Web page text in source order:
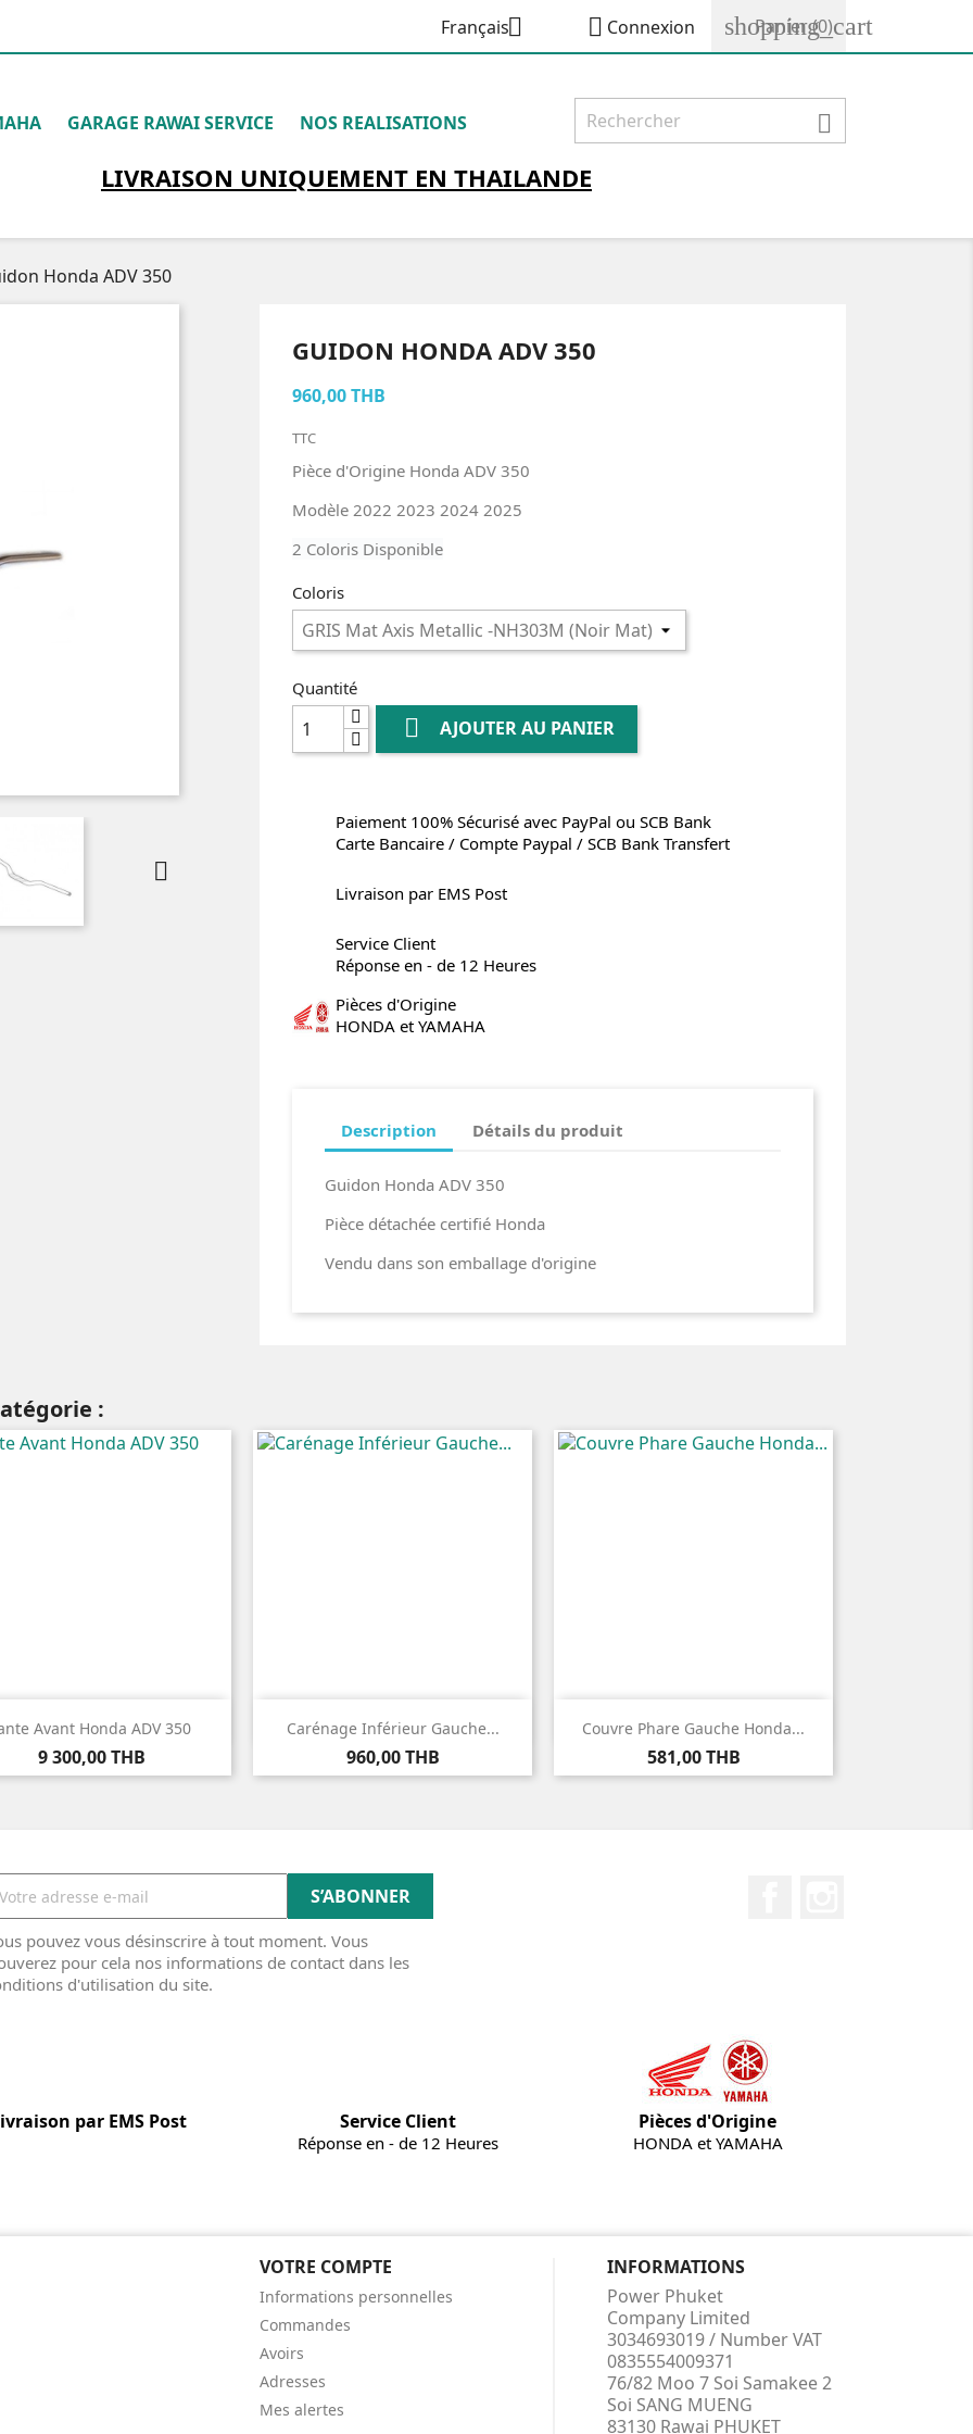
Français  Connexion shopping_cart
Panier(0)
GARAGE RAWAI SERVICE NOS REALISATIONS 
LIVRAISON UNIQUEMENTEN THAILANDE
Honda ADV 350

GUIDON HONDA ADV 350
960,00 THB
TTC
Pièce d'Origine Honda ADV 350
Modèle 2022 2023 2024 2025
2 Coloris Disponible
Coloris
Quantité
 AJOUTER AU PANIER
Paiement 100% Sécurisé avec PayPal ou SCB Bank
Carte Bancaire / Compte Paypal / SCB Bank Transfert
Livraison par EMS Post
Service Client
Réponse en - de 12 Heures
Pièces d'Origine
HONDA et YAMAHA
Description Détails du produit
Guidon Honda ADV 350
Pièce détachée certifié Honda
Vendu dans son emballage d'origine
:
Avant Honda ADV 350
Prix
9 300,00 THB
 Aperçu rapide Carénage Inférieur Gauche...
Prix
960,00 THB
 Aperçu rapide Couvre Phare Gauche Honda...
Prix
581,00 THB
 Aperçu rapide
pouvez vous désinscrire à tout moment. Vous
pour cela nos informations de contact dans les
d'utilisation du site.
par EMS Post Service Client
Réponse en - de 12 Heures
Pièces d'Origine
HONDA et YAMAHA
VOTRE COMPTE
Informations personnelles
Commandes
Avoirs
Adresses
Mes alertes
INFORMATIONS
Power Phuket
Company Limited
3034693019 / Number VAT
0835554009371
76/82 Moo 7 Soi Samakee 2
Soi SANG MUENG
83130 Rawai PHUKET